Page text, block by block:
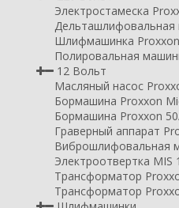
Электростамеска
Дельташлифовальная
Шлифмашинка Proxxon
Полировальная
12 Вольт
Масляный насос
Бормашина Proxxon
Бормашина Proxxon
Граверный аппарат
Виброшлифовальная
Электроотвертка MIS
Трансформатор
Трансформатор